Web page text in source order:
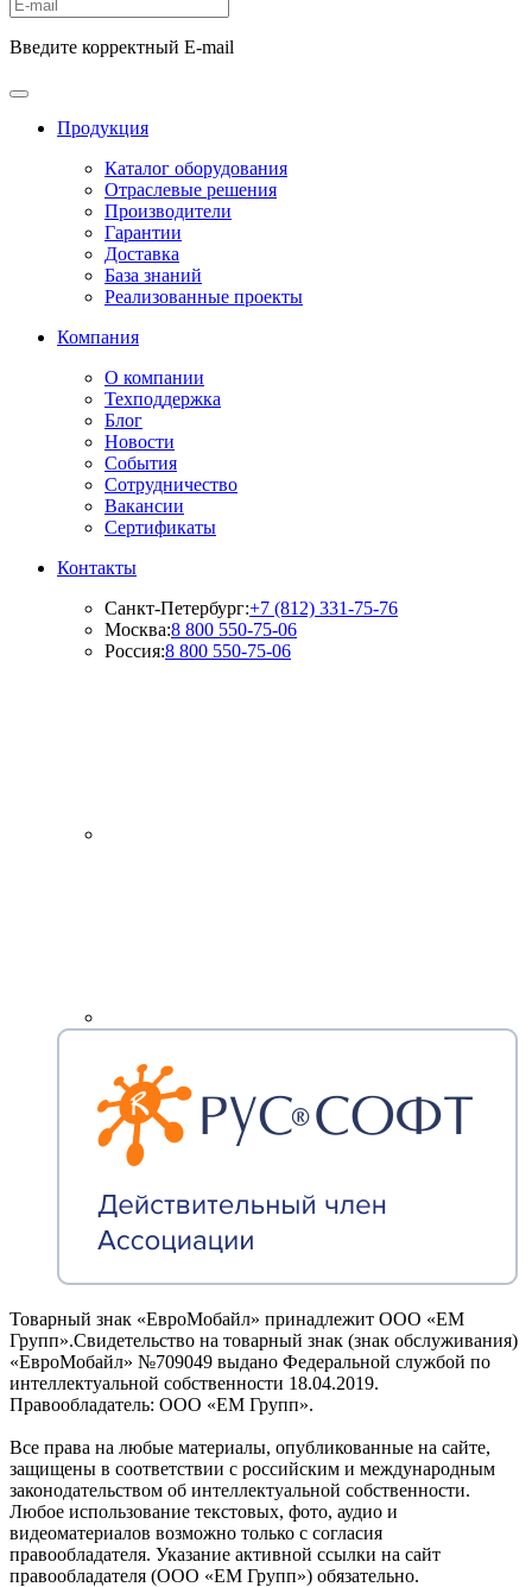
Введите корректный E-mail
Продукция
Каталог оборудования
Отраслевые решения
Производители
Гарантии
Доставка
База знаний
Реализованные проекты
Компания
О компании
Техподдержка
Блог
Новости
События
Сотрудничество
Вакансии
Сертификаты
Контакты
Санкт-Петербург:+7 (812) 331-75-76
Москва:8 800 550-75-06
Россия:8 800 550-75-06
Товарный знак «ЕвроМобайл» принадлежит ООО «ЕМ
Групп».Свидетельство на товарный знак (знак обслуживания)
«ЕвроМобайл» №709049 выдано Федеральной службой по
интеллектуальной собственности 18.04.2019.
Правообладатель: ООО «ЕМ Групп».
Все права на любые материалы, опубликованные на сайте,
защищены в соответствии с российским и международным
законодательством об интеллектуальной собственности.
Любое использование текстовых, фото, аудио и
видеоматериалов возможно только с согласия
правообладателя. Указание активной ссылки на сайт
правообладателя (ООО «ЕМ Групп») обязательно.